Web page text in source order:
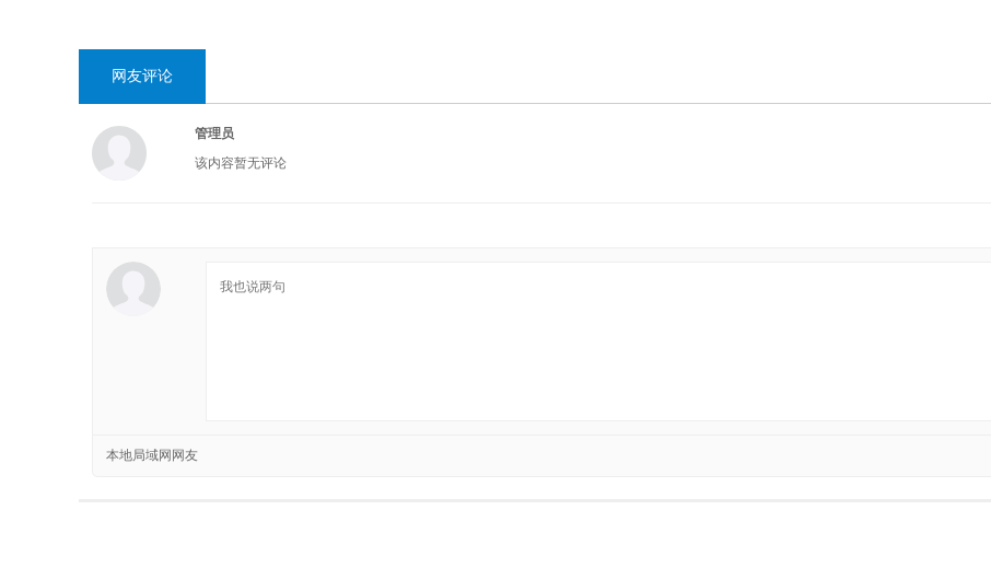
网友评论
管理员
该内容暂无评论
本地局域网网友